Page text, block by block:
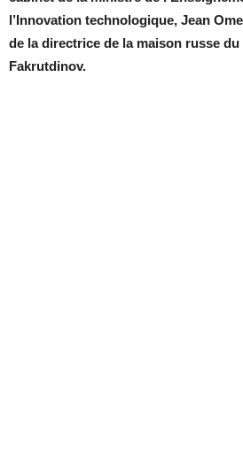
l’Innovation technologique, Jean
de la directrice de la maison russe
Fakrutdinov.